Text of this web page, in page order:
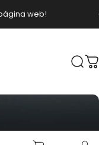
web!
pausa